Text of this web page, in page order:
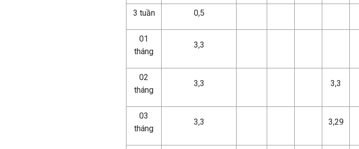
3 tuần 0,5
01
tháng
3,3
02
tháng
3,3 3,3
03
tháng
3,3 3,29